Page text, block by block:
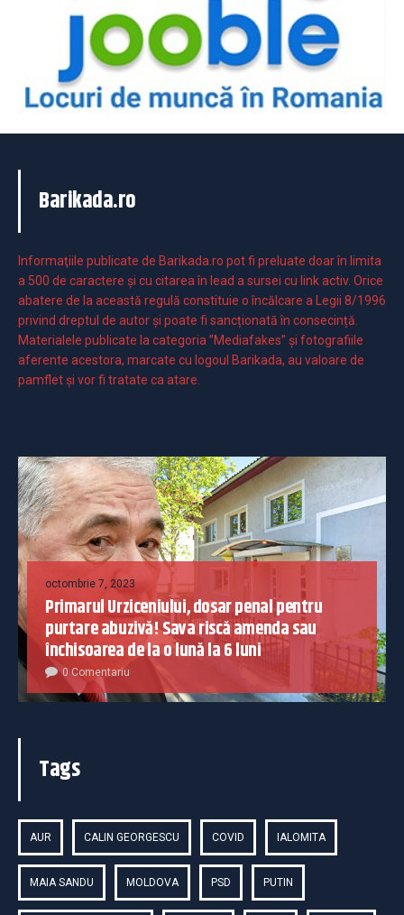
Barikada.ro
Informaţiile publicate de Barikada.ro pot fi preluate doar în limita
a 500 de caractere şi cu citarea în lead a sursei cu link activ. Orice
abatere de la această regulă constituie o încălcare a Legii 8/1996
privind dreptul de autor și poate fi sancționată în consecință.
Materialele publicate la categoria ”Mediafakes” și fotografiile
aferente acestora, marcate cu logoul Barikada, au valoare de
pamflet și vor fi tratate ca atare.
octombrie 7, 2023
Primarul Urziceniului, dosar penal pentru
purtare abuzivă! Sava riscă amenda sau
închisoarea de la o lună la 6 luni
0 Comentariu
Tags
AUR CALIN GEORGESCU COVID IALOMITA
MAIA SANDU MOLDOVA PSD PUTIN